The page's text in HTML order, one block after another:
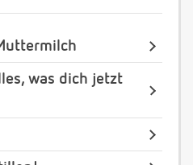
was dich jetzt